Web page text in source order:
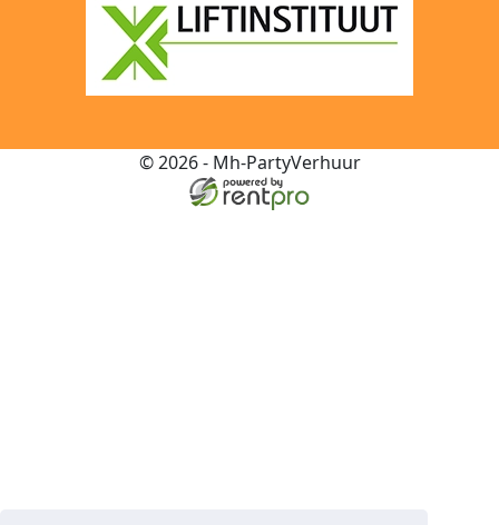
© 2026 - Mh-PartyVerhuur